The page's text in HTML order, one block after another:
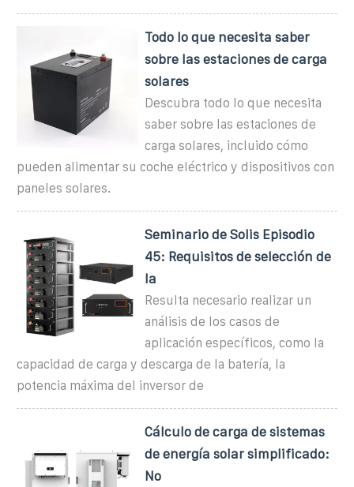
Todo lo que necesita saber
sobre las estaciones de carga
solares
Descubra todo lo que necesita
saber sobre las estaciones de
carga solares, incluido cómo
pueden alimentar su coche eléctrico y dispositivos con
paneles solares.
Seminario de Solis Episodio
45: Requisitos de selección de
la
Resulta necesario realizar un
análisis de los casos de
aplicación específicos, como la
capacidad de carga y descarga de la batería, la
potencia máxima del inversor de
Cálculo de carga de sistemas
de energía solar simplificado:
No